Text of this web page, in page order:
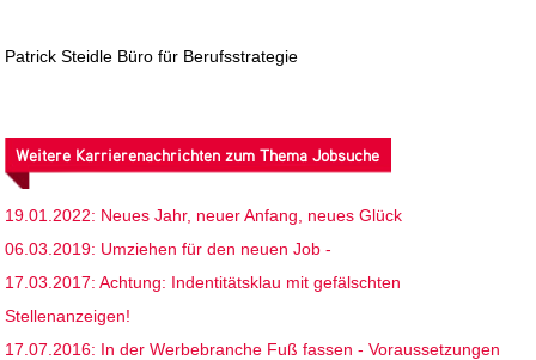
Patrick Steidle Büro für Berufsstrategie
Weitere Karrierenachrichten zum Thema Jobsuche
19.01.2022: Neues Jahr, neuer Anfang, neues Glück
06.03.2019: Umziehen für den neuen Job -
17.03.2017: Achtung: Indentitätsklau mit gefälschten
Stellenanzeigen!
17.07.2016: In der Werbebranche Fuß fassen - Voraussetzungen